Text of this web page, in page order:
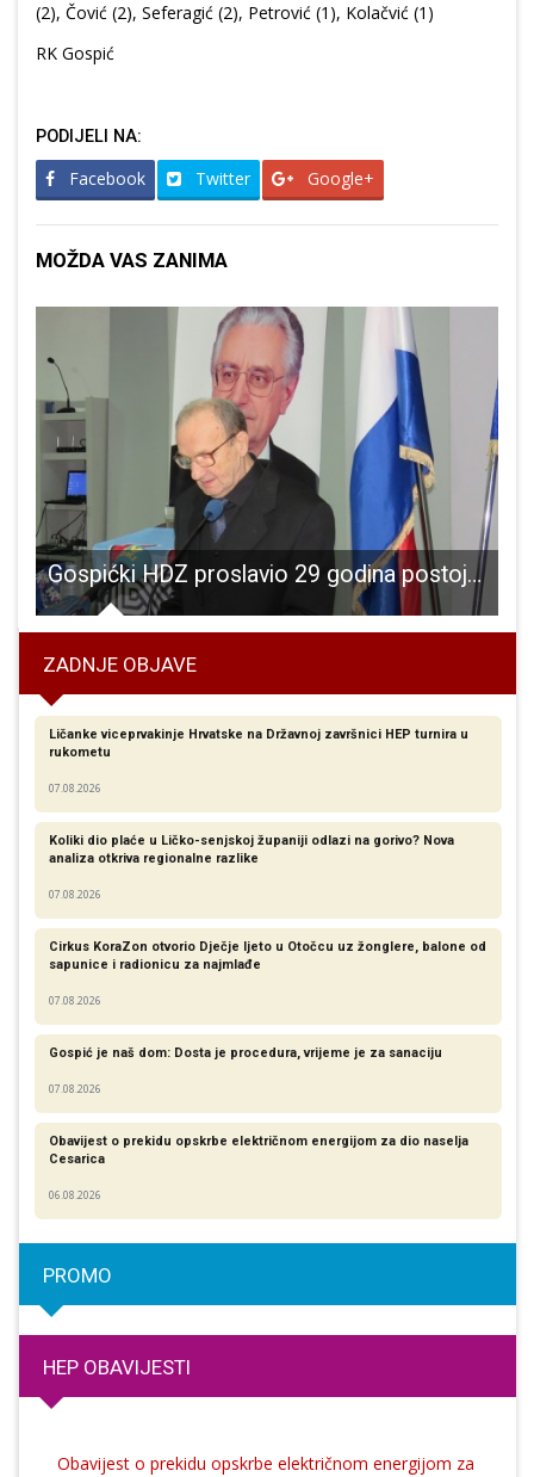
(2), Čović (2), Seferagić (2), Petrović (1), Kolačvić (1)
RK Gospić
PODIJELI NA:
Facebook Twitter Google+
MOŽDA VAS ZANIMA
Gospićki HDZ proslavio 29 godina postojanja
ZADNJE OBJAVE
Ličanke viceprvakinje Hrvatske na Državnoj završnici HEP turnira u
rukometu
07.08.2026
Koliki dio plaće u Ličko-senjskoj županiji odlazi na gorivo? Nova
analiza otkriva regionalne razlike​
07.08.2026
Cirkus KoraZon otvorio Dječje ljeto u Otočcu uz žonglere, balone od
sapunice i radionicu za najmlađe
07.08.2026
Gospić je naš dom: Dosta je procedura, vrijeme je za sanaciju
07.08.2026
Obavijest o prekidu opskrbe električnom energijom za dio naselja
Cesarica
06.08.2026
PROMO
HEP OBAVIJESTI
Obavijest o prekidu opskrbe električnom energijom za